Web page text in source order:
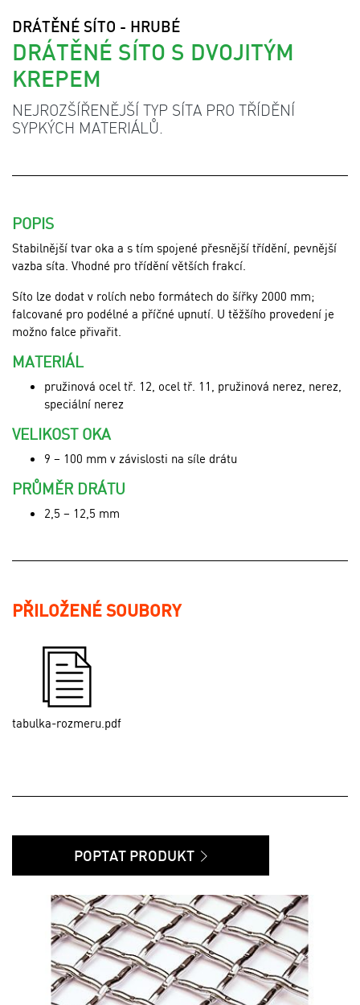
DRÁTĚNÉ SÍTO - HRUBÉ
DRÁTĚNÉ SÍTO S DVOJITÝM
KREPEM
NEJROZŠÍŘENĚJŠÍ TYP SÍTA PRO TŘÍDĚNÍ
SYPKÝCH MATERIÁLŮ.
POPIS
Stabilnější tvar oka a s tím spojené přesnější třídění, pevnější
vazba síta. Vhodné pro třídění větších frakcí.
Síto lze dodat v rolích nebo formátech do šířky 2000 mm;
falcované pro podélné a příčné upnutí. U těžšího provedení je
možno falce přivařit.
MATERIÁL
pružinová ocel tř. 12, ocel tř. 11, pružinová nerez, nerez,
speciální nerez
VELIKOST OKA
9 – 100 mm v závislosti na síle drátu
PRŮMĚR DRÁTU
2,5 – 12,5 mm
PŘILOŽENÉ SOUBORY
tabulka-rozmeru.pdf
POPTAT PRODUKT